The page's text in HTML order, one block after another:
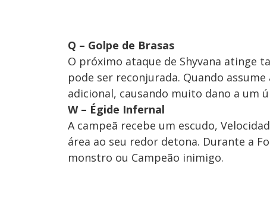
Q – Golpe de Brasas
O próximo ataque de Shyvana atinge
pode ser reconjurada. Quando
adicional, causando muito dano a um
W – Égide Infernal
A campeã recebe um escudo,
área ao seu redor detona. Durante a
monstro ou Campeão inimigo.